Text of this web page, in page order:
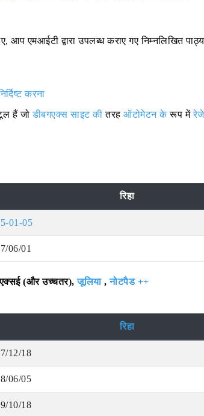
एमआईटी द्वारा उपलब्ध कराए गए निम्नलिखित
करना
हैं जोडीबगएक्स साइट की तरह ऑटोमेटन के रूप में
रिहा
01-05
06/01
(और उच्चतर),जूलिया,नोटपैड ++
रिहा
12/18
06/05
10/18